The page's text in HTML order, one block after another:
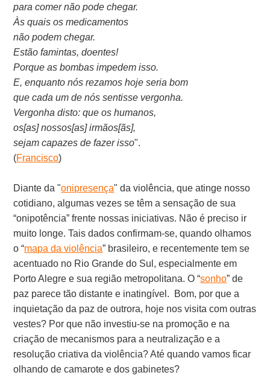
para comer não pode chegar.
Às quais os medicamentos
não podem chegar.
Estão famintas, doentes!
Porque as bombas impedem isso.
E, enquanto nós rezamos hoje seria bom
que cada um de nós sentisse vergonha.
Vergonha disto: que os humanos,
os[as] nossos[as] irmãos[ãs],
sejam capazes de fazer isso".
(Francisco)
Diante da "onipresença" da violência, que atinge nosso
cotidiano, algumas vezes se têm a sensação de sua
“onipotência” frente nossas iniciativas. Não é preciso ir
muito longe. Tais dados confirmam-se, quando olhamos
o “mapa da violência” brasileiro, e recentemente tem se
acentuado no Rio Grande do Sul, especialmente em
Porto Alegre e sua região metropolitana. O “sonho” de
paz parece tão distante e inatingível. Bom, por que a
inquietação da paz de outrora, hoje nos visita com outras
vestes? Por que não investiu-se na promoção e na
criação de mecanismos para a neutralização e a
resolução criativa da violência? Até quando vamos ficar
olhando de camarote e dos gabinetes?